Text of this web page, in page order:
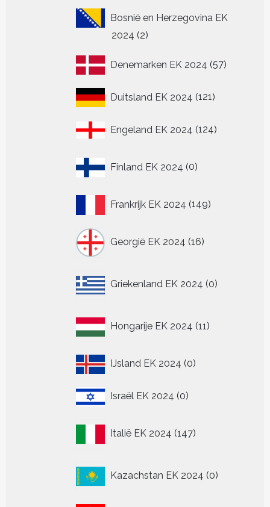
Bosnië en Herzegovina EK
2024 22
Denemarken EK 2024 5757
Duitsland EK 2024 121121
Engeland EK 2024 124124
Finland EK 2024 0
producten
Frankrijk EK 2024 149149
Georgië EK 2024 16
producten
Griekenland EK 2024 0
producten
Hongarije EK 2024 11
producten
IJsland EK 2024 00
Israël EK 2024 00
Italië EK 2024 147
producten
Kazachstan EK 2024 0
producten